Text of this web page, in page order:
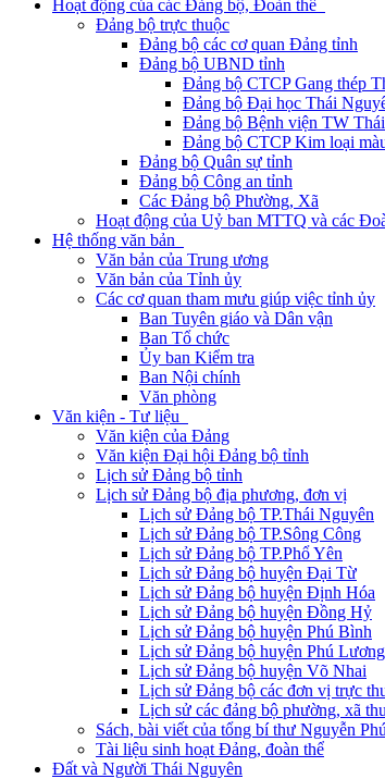
Hoạt động của các Đảng bộ, Đoàn thể
Đảng bộ trực thuộc
Đảng bộ các cơ quan Đảng tỉnh
Đảng bộ UBND tỉnh
Đảng bộ CTCP Gang thép
Đảng bộ Đại học Thái
Đảng bộ Bệnh viện TW
Đảng bộ CTCP Kim loại
Đảng bộ Quân sự tỉnh
Đảng bộ Công an tỉnh
Các Đảng bộ Phường, Xã
Hoạt động của Uỷ ban MTTQ và các
Hệ thống văn bản
Văn bản của Trung ương
Văn bản của Tỉnh ủy
Các cơ quan tham mưu giúp việc tỉnh ủy
Ban Tuyên giáo và Dân vận
Ban Tổ chức
Ủy ban Kiểm tra
Ban Nội chính
Văn phòng
Văn kiện - Tư liệu
Văn kiện của Đảng
Văn kiện Đại hội Đảng bộ tỉnh
Lịch sử Đảng bộ tỉnh
Lịch sử Đảng bộ địa phương, đơn vị
Lịch sử Đảng bộ TP.Thái Nguyên
Lịch sử Đảng bộ TP.Sông Công
Lịch sử Đảng bộ TP.Phổ Yên
Lịch sử Đảng bộ huyện Đại Từ
Lịch sử Đảng bộ huyện Định Hóa
Lịch sử Đảng bộ huyện Đồng Hỷ
Lịch sử Đảng bộ huyện Phú Bình
Lịch sử Đảng bộ huyện Phú Lương
Lịch sử Đảng bộ huyện Võ Nhai
Lịch sử Đảng bộ các đơn vị trực
Lịch sử các đảng bộ phường, xã
Sách, bài viết của tổng bí thư Nguyễn
Tài liệu sinh hoạt Đảng, đoàn thể
Đất và Người Thái Nguyên